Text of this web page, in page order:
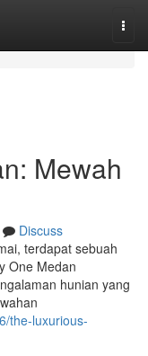
Mewah
Discuss
terdapat sebuah
One Medan
hunian yang
the-luxurious-